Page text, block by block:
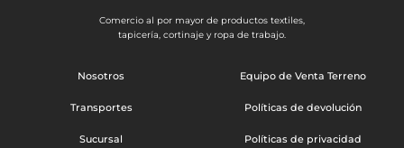
Comercio al por mayor de productos textiles,
tapicería, cortinaje y ropa de trabajo.
Nosotros
Transportes
Sucursal
Equipo de Venta Terreno
Políticas de devolución
Políticas de privacidad